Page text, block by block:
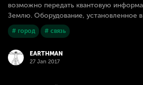
возможно передать квантовую
Землю. Оборудование, установленное
# город # связь
EARTHMAN
27 Jan 2017